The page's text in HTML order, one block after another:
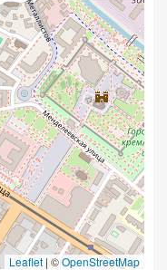
Leaflet | ©OpenStreetMap